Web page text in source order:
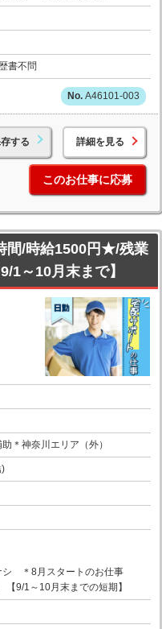
書不問
A46101-003
する 詳細を見る
このお仕事に応募
間/時給1500円★/残業
1～10月末まで】
＊神奈川エリア（外）
＊8月スタートのお仕事
9/1～10月末までの短期】